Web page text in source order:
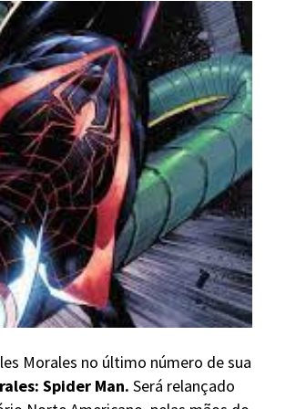
Morales no último número de sua
Spider Man. Será relançado